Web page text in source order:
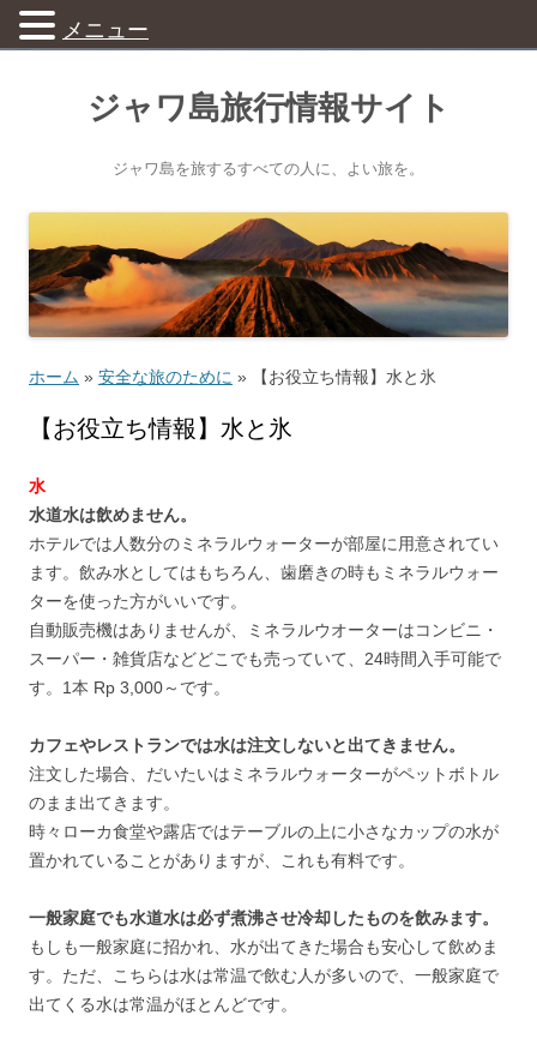
ジャワ島旅行情報サイト
ジャワ島を旅するすべての人に、よい旅を。
ホーム » 安全な旅のために » 【お役立ち情報】水と氷
【お役立ち情報】水と氷
水
水道水は飲めません。
ホテルでは人数分のミネラルウォーターが部屋に用意されてい
ます。飲み水としてはもちろん、歯磨きの時もミネラルウォー
ターを使った方がいいです。
自動販売機はありませんが、ミネラルウオーターはコンビニ・
スーパー・雑貨店などどこでも売っていて、24時間入手可能で
す。1本 Rp 3,000～です。
カフェやレストランでは水は注文しないと出てきません。
注文した場合、だいたいはミネラルウォーターがペットボトル
のまま出てきます。
時々ローカ食堂や露店ではテーブルの上に小さなカップの水が
置かれていることがありますが、これも有料です。
一般家庭でも水道水は必ず煮沸させ冷却したものを飲みます。
もしも一般家庭に招かれ、水が出てきた場合も安心して飲めま
す。ただ、こちらは水は常温で飲む人が多いので、一般家庭で
出てくる水は常温がほとんどです。
メニュー